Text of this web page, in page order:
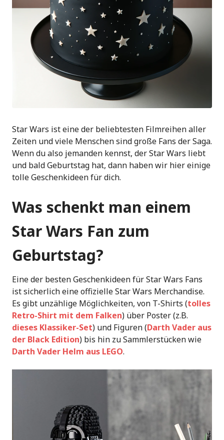
Star Wars ist eine der beliebtesten Filmreihen aller
Zeiten und viele Menschen sind große Fans der Saga.
Wenn du also jemanden kennst, der Star Wars liebt
und bald Geburtstag hat, dann haben wir hier einige
tolle Geschenkideen für dich.
Was schenkt man einem
Star Wars Fan zum
Geburtstag?
Eine der besten Geschenkideen für Star Wars Fans
ist sicherlich eine offizielle Star Wars Merchandise.
Es gibt unzählige Möglichkeiten, von T-Shirts (tolles
Retro-Shirt mit dem Falken) über Poster (z.B.
dieses Klassiker-Set) und Figuren (Darth Vader aus
der Black Edition) bis hin zu Sammlerstücken wie
Darth Vader Helm aus LEGO.